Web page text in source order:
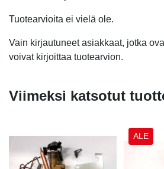
Tuotearvioita ei vielä ole.
Vain kirjautuneet asiakkaat, jotka
voivat kirjoittaa tuotearvion.
Viimeksi katsotut
ALE